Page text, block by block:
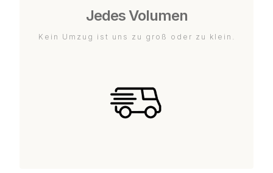
Jedes Volumen
Kein Umzug ist uns zu groß oder zu klein.